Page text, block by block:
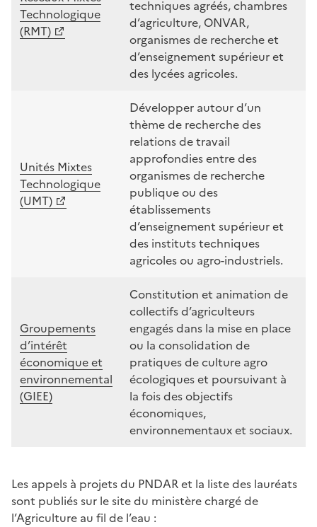
Technologique
(RMT)
techniques agréés, chambres
d’agriculture, ONVAR,
organismes de recherche et
d’enseignement supérieur et
des lycées agricoles.
Unités Mixtes
Technologique
(UMT)
Développer autour d’un
thème de recherche des
relations de travail
approfondies entre des
organismes de recherche
publique ou des
établissements
d’enseignement supérieur et
des instituts techniques
agricoles ou agro-industriels.
Groupements
d’intérêt
économique et
environnemental
(GIEE)
Constitution et animation de
collectifs d’agriculteurs
engagés dans la mise en place
ou la consolidation de
pratiques de culture agro
écologiques et poursuivant à
la fois des objectifs
économiques,
environnementaux et sociaux.
Les appels à projets du PNDAR et la liste des lauréats
sont publiés sur le site du ministère chargé de
l’Agriculture au fil de l’eau :